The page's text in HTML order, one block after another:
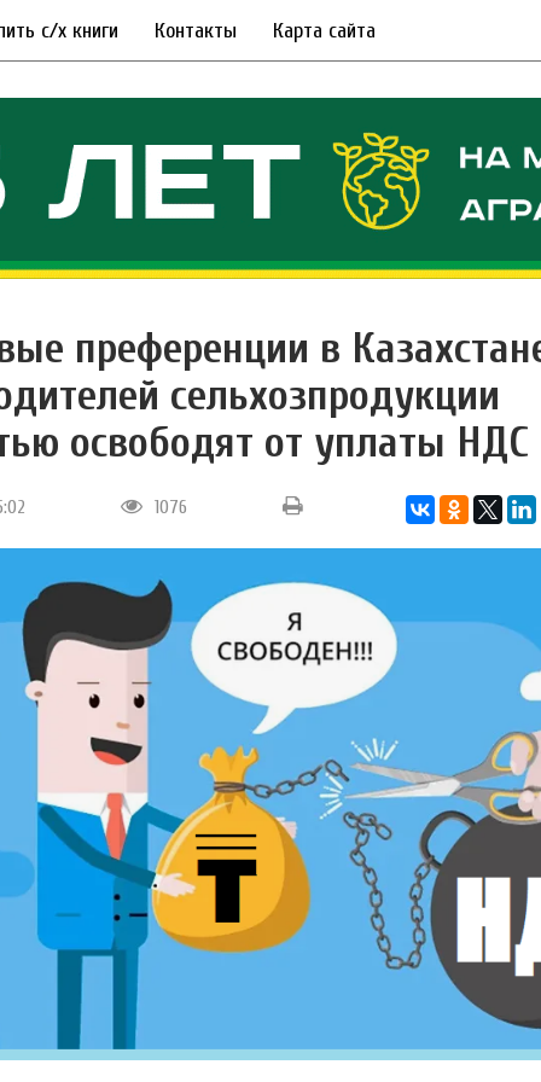
с/х книги Контакты Карта сайта
преференции в
сельхозпродукции
освободят от уплаты НДС
1076